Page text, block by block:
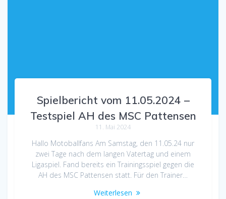
Spielbericht vom 11.05.2024 –
Testspiel AH des MSC Pattensen
11. Mai 2024
Hallo Motoballfans Am Samstag, den 11.05.24 nur
zwei Tage nach dem langen Vatertag und einem
Ligaspiel. Fand bereits ein Trainingsspiel gegen die
AH des MSC Pattensen statt. Für den Trainer…
Weiterlesen